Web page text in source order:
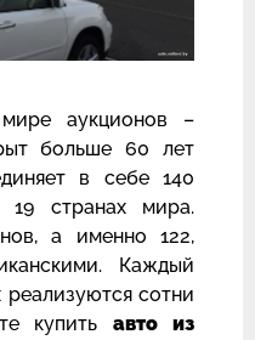
аукционов –
больше 60 лет
в себе 140
19 странах мира.
а именно 122,
Каждый
сотни
купить авто из